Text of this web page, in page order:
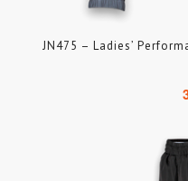
JN475 – Ladies’